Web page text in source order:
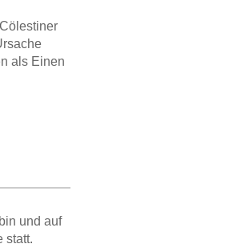
als Einen
und auf
statt.